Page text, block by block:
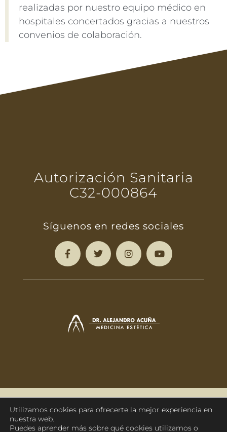
realizadas por nuestro equipo médico en
hospitales concertados gracias a nuestros
convenios de colaboración.
Autorización Sanitaria
C32-000864
Síguenos en redes sociales
988 210 201 Sáenz Díez 44 | Ourense
Utilizamos cookies para ofrecerte la mejor experiencia en
nuestra web.
Puedes aprender más sobre qué cookies utilizamos o